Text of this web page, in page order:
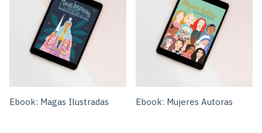
Ebook: Magas Ilustradas Ebook: Mujeres Autoras